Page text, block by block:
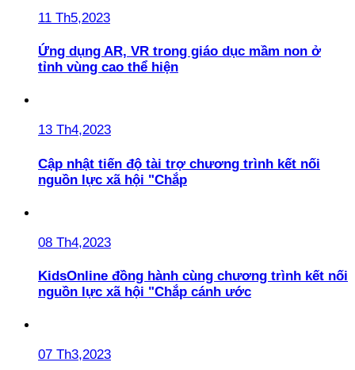
11 Th5,2023
Ứng dụng AR, VR trong giáo dục mầm non ở
tỉnh vùng cao thể hiện
13 Th4,2023
Cập nhật tiến độ tài trợ chương trình kết nối
nguồn lực xã hội "Chắp
08 Th4,2023
KidsOnline đồng hành cùng chương trình kết nối
nguồn lực xã hội "Chắp cánh ước
07 Th3,2023